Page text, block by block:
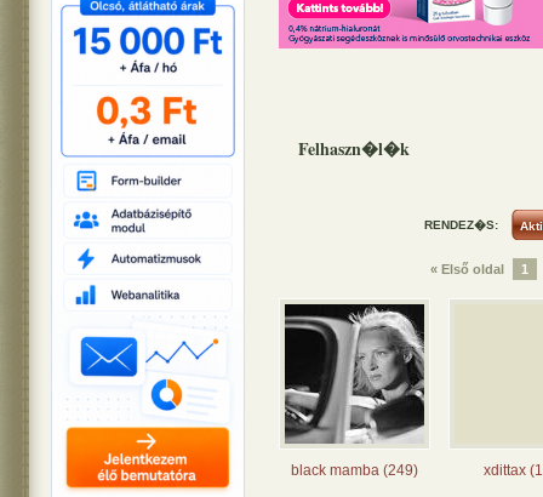
Felhaszn�l�k
RENDEZ�S:
« Első oldal 1
black mamba (249) xdittax